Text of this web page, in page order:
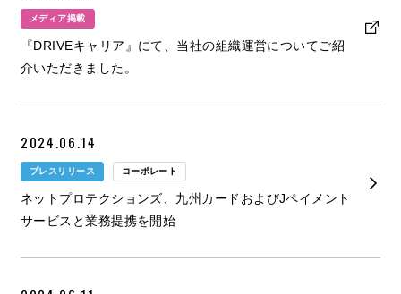
メディア掲載
『DRIVEキャリア』にて、当社の組織運営についてご紹
介いただきました。
2024.06.14
プレスリリース コーポレート
ネットプロテクションズ、九州カードおよびJペイメント
サービスと業務提携を開始